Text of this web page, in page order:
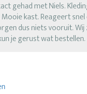
gehad met Niels.
kast. Reageert snel
dus niets vooruit. Wij
je gerust wat bestellen.